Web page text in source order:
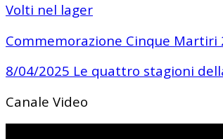
Volti nel lager
Commemorazione Cinque Martiri
8/04/2025 Le quattro stagioni
Canale Video